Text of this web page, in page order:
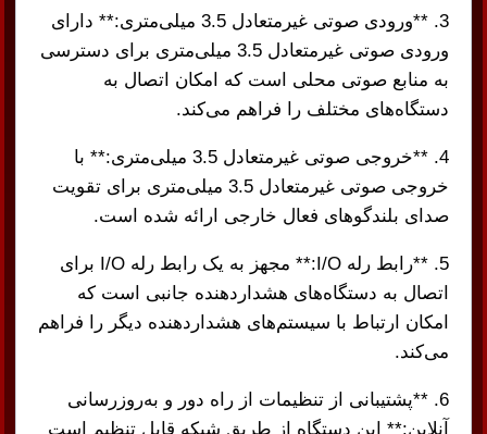
3. **ورودی صوتی غیرمتعادل 3.5 میلی‌متری:** دارای
ورودی صوتی غیرمتعادل 3.5 میلی‌متری برای دسترسی
به منابع صوتی محلی است که امکان اتصال به
دستگاه‌های مختلف را فراهم می‌کند.
4. **خروجی صوتی غیرمتعادل 3.5 میلی‌متری:** با
خروجی صوتی غیرمتعادل 3.5 میلی‌متری برای تقویت
صدای بلندگوهای فعال خارجی ارائه شده است.
5. **رابط رله I/O:** مجهز به یک رابط رله I/O برای
اتصال به دستگاه‌های هشداردهنده جانبی است که
امکان ارتباط با سیستم‌های هشداردهنده دیگر را فراهم
می‌کند.
6. **پشتیبانی از تنظیمات از راه دور و به‌روزرسانی
آنلاین:** این دستگاه از طریق شبکه قابل تنظیم است